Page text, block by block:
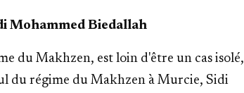
Mohammed Biedallah
du Makhzen, est loin d'être un cas isolé,
du régime du Makhzen à Murcie, Sidi